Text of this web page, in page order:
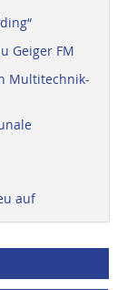
Geiger FM
Multitechnik-
auf